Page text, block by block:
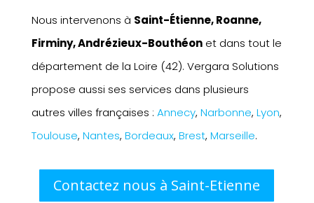
Nous intervenons à Saint-Étienne, Roanne,
Firminy, Andrézieux-Bouthéonet dans tout le
département de la Loire (42). Vergara Solutions
propose aussi ses services dans plusieurs
autres villes françaises : Annecy, Narbonne, Lyon,
Toulouse, Nantes, Bordeaux, Brest, Marseille.
Contactez nous à Saint-Etienne